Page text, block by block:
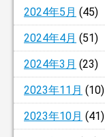
2024年5月 (45)
2024年4月 (51)
2024年3月 (23)
2023年11月 (10)
2023年10月 (41)